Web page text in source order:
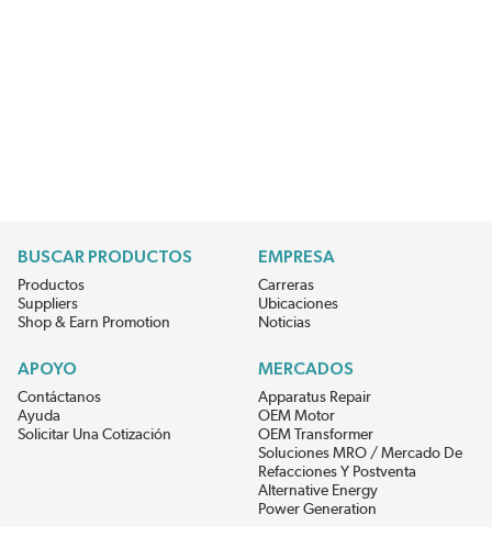
BUSCAR PRODUCTOS
Productos
Suppliers
Shop & Earn Promotion
EMPRESA
Carreras
Ubicaciones
Noticias
APOYO
Contáctanos
Ayuda
Solicitar Una Cotización
MERCADOS
Apparatus Repair
OEM Motor
OEM Transformer
Soluciones MRO / Mercado De
Refacciones Y Postventa
Alternative Energy
Power Generation